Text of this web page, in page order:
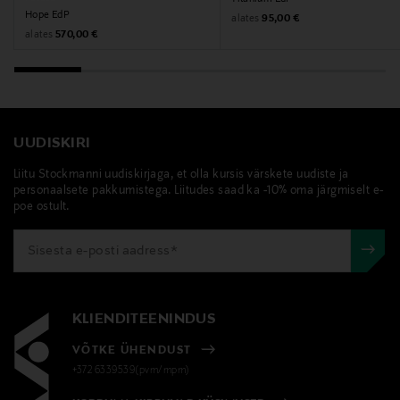
Purpurea Extract, Hydrolyzed Hyaluronic Acid, Sodium
Hyaluronate, Xanthan Gum, Biosaccharide Gum-1,
Fruit Juice, Phenoxyethanol, Caprylyl Glycol, Sodium
Cinnamal, Hydroxycitronellal, Geraniol, Potassium
Tootjamaa
ÜHENDKUNINGRIIK
Tootja
IC ENTERPRISES AB
Hope EdP
alates Original Price
570,00 €
alates Original Price
95,00 €
UUDISKIRI
Liitu Stockmanni uudiskirjaga, et olla kursis värskete uudiste ja
personaalsete pakkumistega. Liitudes saad ka -10% oma järgmiselt e-
poe ostult.
KLIENDITEENINDUS
VÕTKE ÜHENDUST
+372 6339539(pvm/mpm)